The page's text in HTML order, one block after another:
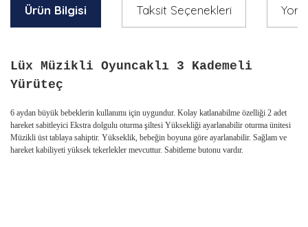
Ürün Bilgisi Taksit Seçenekleri
Lüx Müzikli Oyuncaklı 3 Kademeli
Yürüteç
6 aydan büyük bebeklerin kullanımı için uygundur. Kolay katlanabilme özelliği 2 adet
hareket sabitleyici Ekstra dolgulu oturma şiltesi Yüksekliği ayarlanabilir oturma ünitesi
Müzikli üst tablaya sahiptir. Yükseklik, bebeğin boyuna göre ayarlanabilir. Sağlam ve
hareket kabiliyeti yüksek tekerlekler mevcuttur. Sabitleme butonu vardır.